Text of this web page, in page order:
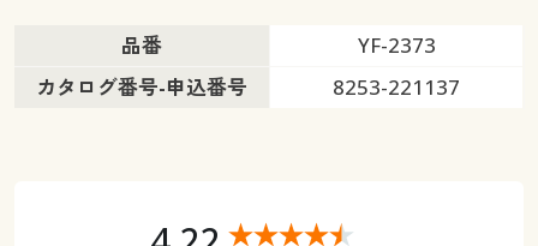
品番
YF-2373
カタログ番号-申込番号
8253-221137